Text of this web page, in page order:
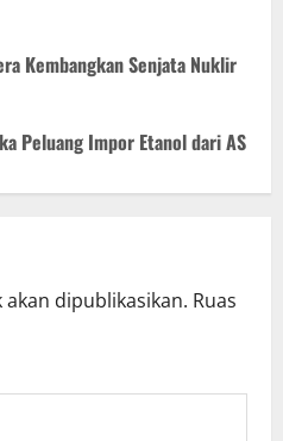
Kembangkan Senjata Nuklir
Peluang Impor Etanol dari AS
dipublikasikan. Ruas